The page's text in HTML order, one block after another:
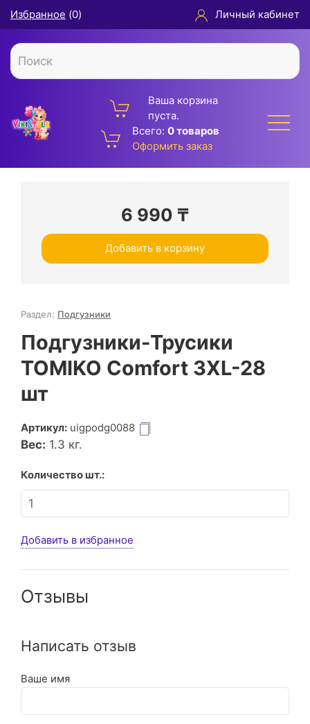
Избранное (0) Личный кабинет
Ваша корзина
пуста.
Всего: 0 товаров
Оформить заказ
6 990 ₸
Добавить в корзину
Раздел: Подгузники
Подгузники-Трусики
TOMIKO Comfort 3XL-28
шт
Артикул: uigpodg0088
Вес: 1.3 кг.
Количество шт.:
Добавить в избранное
Отзывы
Написать отзыв
Ваше имя